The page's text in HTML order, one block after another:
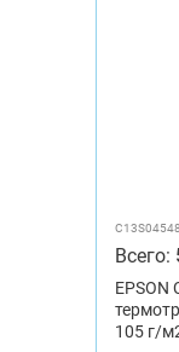
Всего:
EPSON
105 г/